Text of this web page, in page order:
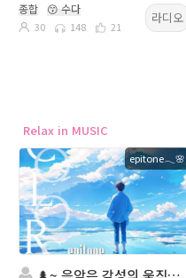
종합 😙 수다
30 148 21
라디오
Relax in MUSIC
epitone𓂃🌸